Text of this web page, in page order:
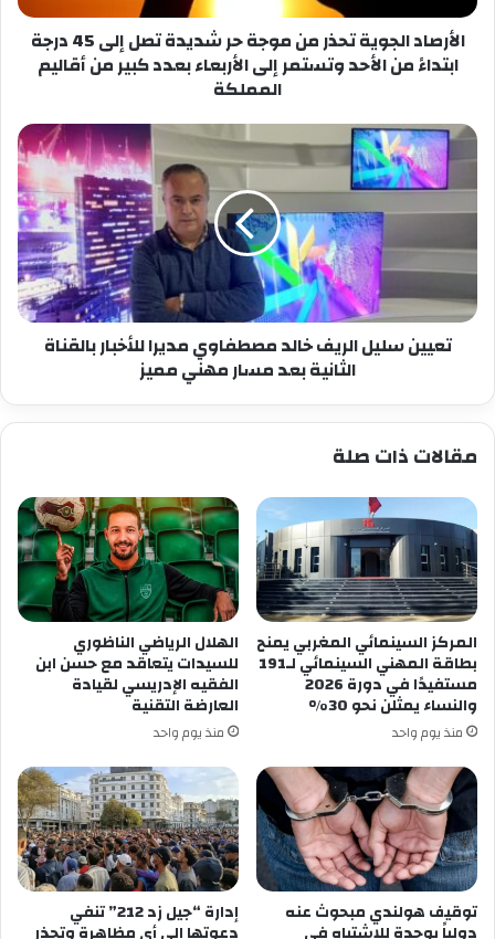
إلى
45
درجة
ابتداءً
الأحد
وتستمر
الأربعاء
كبير
من
أقاليم
المملكة
الأرصاد الجوية تحذر من موجة حر شديدة تصل إلى 45 درجة
ابتداءً من الأحد وتستمر إلى الأربعاء بعدد كبير من أقاليم
المملكة
تعيين
سليل
الريف
مديرا
للأخبار
بالقناة
الثانية
مميز
تعيين سليل الريف خالد مصطفاوي مديرا للأخبار بالقناة
الثانية بعد مسار مهني مميز
مقالات ذات صلة
المركز السينمائي المغربي يمنح
بطاقة المهني السينمائي لـ191
مستفيدًا في دورة 2026
والنساء يمثلن نحو 30%
منذ يوم واحد
الهلال الرياضي الناظوري
للسيدات يتعاقد مع حسن ابن
الفقيه الإدريسي لقيادة
العارضة التقنية
منذ يوم واحد
توقيف هولندي مبحوث عنه إدارة “جيل زد 212” تنفي